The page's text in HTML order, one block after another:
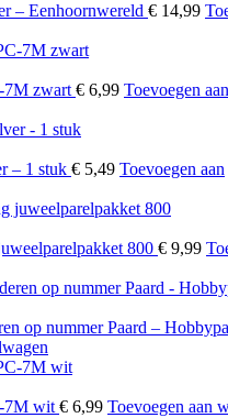
– Eenhoornwereld € 14,99
7M zwart € 6,99 Toevoegen aan
– 1 stuk € 5,49 Toevoegen aan
800 € 9,99
op nummer Paard –
7M wit € 6,99 Toevoegen aan